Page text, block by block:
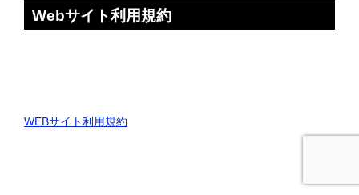
Webサイト利用規約
WEBサイト利用規約